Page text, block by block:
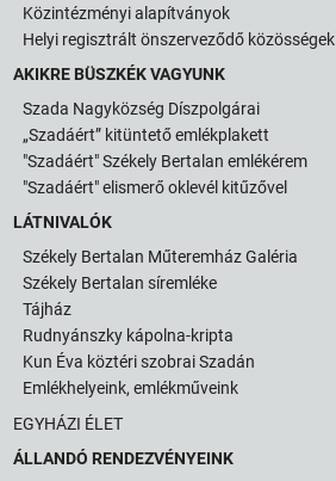
Közintézményi alapítványok
Helyi regisztrált önszerveződő közösségek
AKIKRE BÜSZKÉK VAGYUNK
Szada Nagyközség Díszpolgárai
„Szadáért” kitüntető emlékplakett
"Szadáért" Székely Bertalan emlékérem
"Szadáért" elismerő oklevél kitűzővel
LÁTNIVALÓK
Székely Bertalan Műteremház Galéria
Székely Bertalan síremléke
Tájház
Rudnyánszky kápolna-kripta
Kun Éva köztéri szobrai Szadán
Emlékhelyeink, emlékműveink
EGYHÁZI ÉLET
ÁLLANDÓ RENDEZVÉNYEINK